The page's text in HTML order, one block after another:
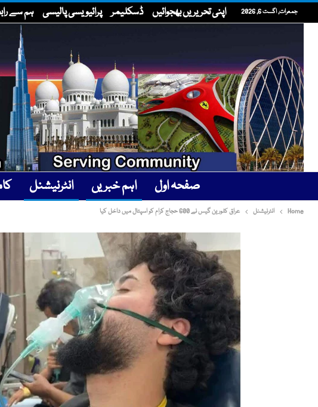
جمعرات, اگست 6, 2026 اپنی تحریریں بھجوائیں ڈسکلیمر پرائیویسی پالیسی ہم سے
صفحہ اول اہم خبریں انٹرنیشنل
Home انٹرنیشنل عراق کلورین گیس نے 600 حجاج کرام کو اسپتال میں داخل کیا